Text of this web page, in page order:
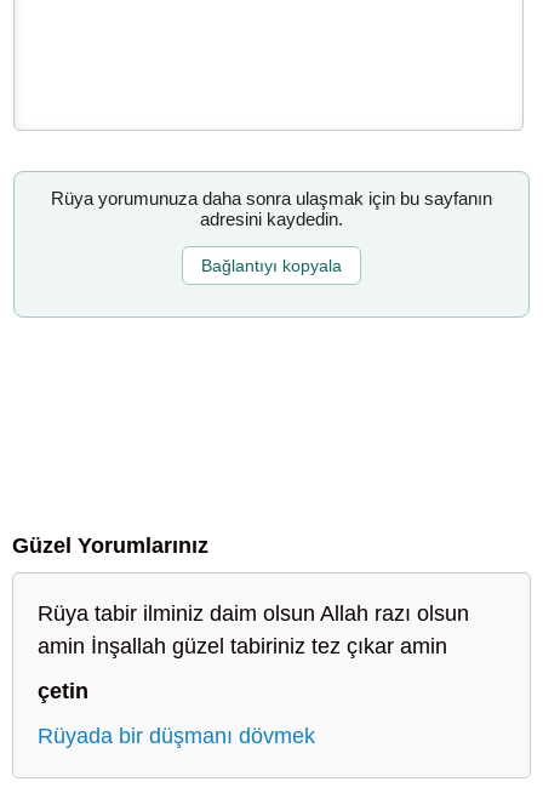
Rüya yorumunuza daha sonra ulaşmak için bu sayfanın
adresini kaydedin.
Bağlantıyı kopyala
Güzel Yorumlarınız
Rüya tabir ilminiz daim olsun Allah razı olsun
amin İnşallah güzel tabiriniz tez çıkar amin
çetin
Rüyada bir düşmanı dövmek